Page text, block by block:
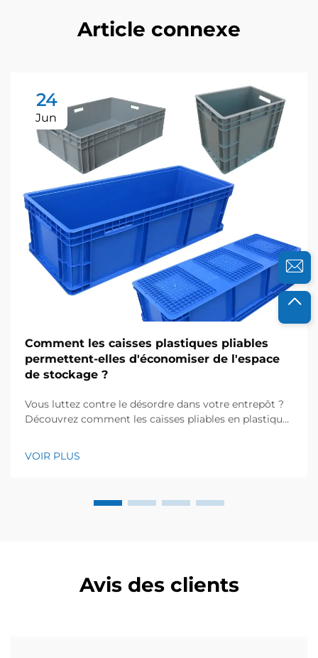
Article connexe
24
Jun
Comment les caisses plastiques pliables
permettent-elles d'économiser de l'espace
de stockage ?
Vous luttez contre le désordre dans votre entrepôt ?
Découvrez comment les caisses pliables en plastique
Découvrez dès maintenant des économies concrètes.
VOIR PLUS
Avis des clients